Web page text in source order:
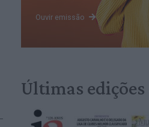
Ouvir emissão
Últimas edições